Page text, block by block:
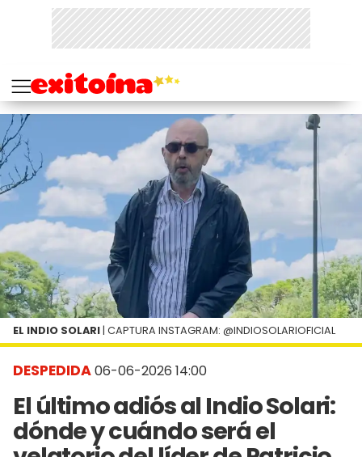
DESPEDIDA06-06-2026 14:00
El último adiós al Indio Solari:
dónde y cuándo será el
EL INDIO SOLARI | CAPTURA INSTAGRAM: @INDIOSOLARIOFICIAL